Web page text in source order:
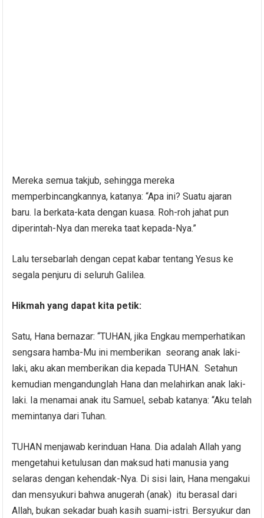
Mereka semua takjub, sehingga mereka
memperbincangkannya, katanya: “Apa ini? Suatu ajaran
baru. Ia berkata-kata dengan kuasa. Roh-roh jahat pun
diperintah-Nya dan mereka taat kepada-Nya.”
Lalu tersebarlah dengan cepat kabar tentang Yesus ke
segala penjuru di seluruh Galilea.
Hikmah yang dapat kita petik:
Satu, Hana bernazar: “TUHAN, jika Engkau memperhatikan
sengsara hamba-Mu ini memberikan seorang anak laki-
laki, aku akan memberikan dia kepada TUHAN. Setahun
kemudian mengandunglah Hana dan melahirkan anak laki-
laki. Ia menamai anak itu Samuel, sebab katanya: “Aku telah
memintanya dari Tuhan.
TUHAN menjawab kerinduan Hana. Dia adalah Allah yang
mengetahui ketulusan dan maksud hati manusia yang
selaras dengan kehendak-Nya. Di sisi lain, Hana mengakui
dan mensyukuri bahwa anugerah (anak) itu berasal dari
Allah, bukan sekadar buah kasih suami-istri. Bersyukur dan